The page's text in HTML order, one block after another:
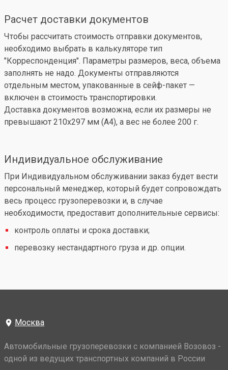
Расчет доставки документов
Чтобы рассчитать стоимость отправки документов,
необходимо выбрать в калькуляторе тип
"Корреспонденция". Параметры размеров, веса, объема
заполнять не надо. Документы отправляются
отдельным местом, упакованные в сейф-пакет —
включен в стоимость транспортировки.
Доставка документов возможна, если их размеры не
превышают 210x297 мм (А4), а вес не более 200 г.
Индивидуальное обслуживание
При Индивидуальном обслуживании заказ будет вести
персональный менеджер, который будет сопровождать
весь процесс грузоперевозки и, в случае
необходимости, предоставит дополнительные сервисы:
контроль оплаты и срока доставки;
перевозку нестандартного груза и др. опции.
Москва
Автомобильные грузоперевозки с компанией Возовоз -
одной из ведущих транспортных компаний в России